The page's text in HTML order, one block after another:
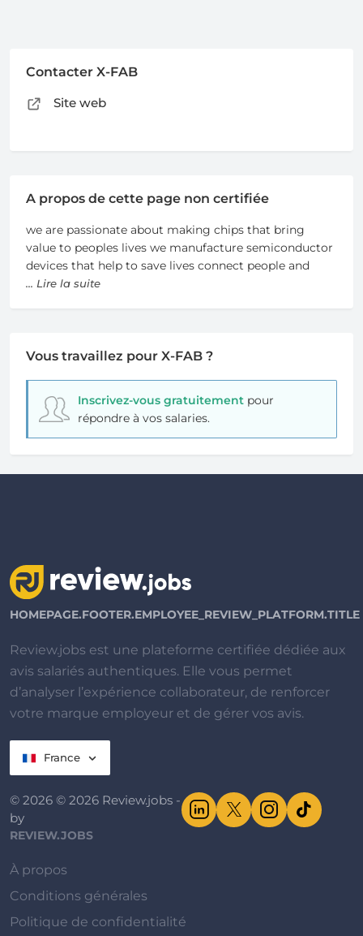
Contacter X-FAB
Site web
A propos de cette page non certifiée
we are passionate about making chips that bring
value to peoples lives we manufacture semiconductor
devices that help to save lives connect people and
... Lire la suite
Vous travaillez pour X-FAB ?
Inscrivez-vous gratuitementpour
répondre à vos salaries.
HOMEPAGE.FOOTER.EMPLOYEE_REVIEW_PLATFORM.TITLE
Review.jobs est une plateforme certifiée dédiée aux
avis salariés authentiques. Elle vous permet
d’analyser l’expérience collaborateur, de renforcer
votre marque employeur et de gérer vos avis.
France
© 2026 © 2026 Review.jobs -
by
REVIEW.JOBS
À propos
Conditions générales
Politique de confidentialité